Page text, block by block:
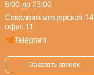
6:00 до 23:00
Соколово-мещерская 14
офис 11
Telegram
Заказать звонок